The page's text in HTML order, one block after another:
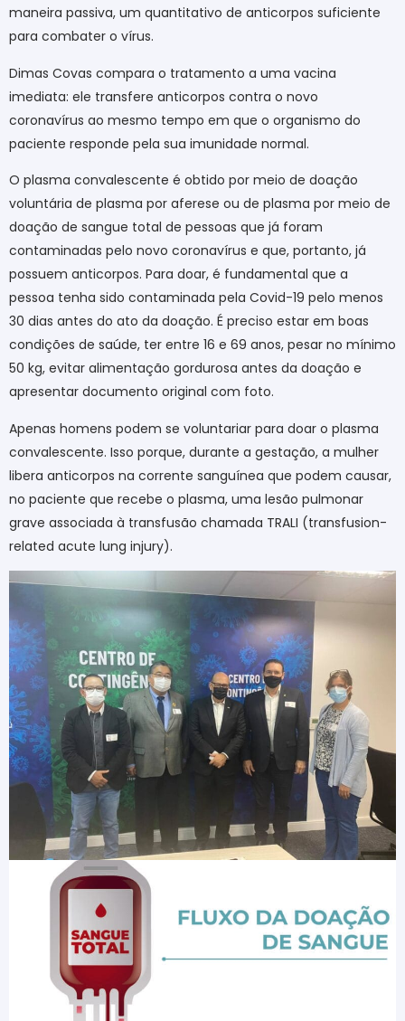
maneira passiva, um quantitativo de anticorpos suficiente
para combater o vírus.
Dimas Covas compara o tratamento a uma vacina
imediata: ele transfere anticorpos contra o novo
coronavírus ao mesmo tempo em que o organismo do
paciente responde pela sua imunidade normal.
O plasma convalescente é obtido por meio de doação
voluntária de plasma por aferese ou de plasma por meio de
doação de sangue total de pessoas que já foram
contaminadas pelo novo coronavírus e que, portanto, já
possuem anticorpos. Para doar, é fundamental que a
pessoa tenha sido contaminada pela Covid-19 pelo menos
30 dias antes do ato da doação. É preciso estar em boas
condições de saúde, ter entre 16 e 69 anos, pesar no mínimo
50 kg, evitar alimentação gordurosa antes da doação e
apresentar documento original com foto.
Apenas homens podem se voluntariar para doar o plasma
convalescente. Isso porque, durante a gestação, a mulher
libera anticorpos na corrente sanguínea que podem causar,
no paciente que recebe o plasma, uma lesão pulmonar
grave associada à transfusão chamada TRALI (transfusion-
related acute lung injury).